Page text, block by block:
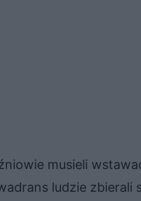
musieli
ludzie